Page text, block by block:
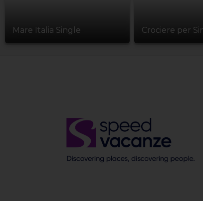
Mare Italia Single Crociere per